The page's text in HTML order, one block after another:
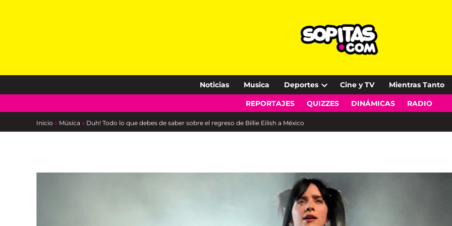
Noticias Musica Deportes
Open
dropdown
Cine y TV Mientras Tanto
REPORTAJES QUIZZES DINÁMICAS RADIO
Inicio » Música » Duh! Todo lo que debes de saber sobre el regreso de Billie Eilish a México